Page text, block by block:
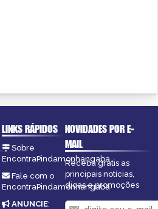
LINKS RÁPIDOS
Sobre
EncontraPindamonhangaba
Fale com o
EncontraPindamonhangaba
ANUNCIE:
NOVIDADES POR E-
MAIL
Receba grátis as
principais notícias,
dicas e promoções